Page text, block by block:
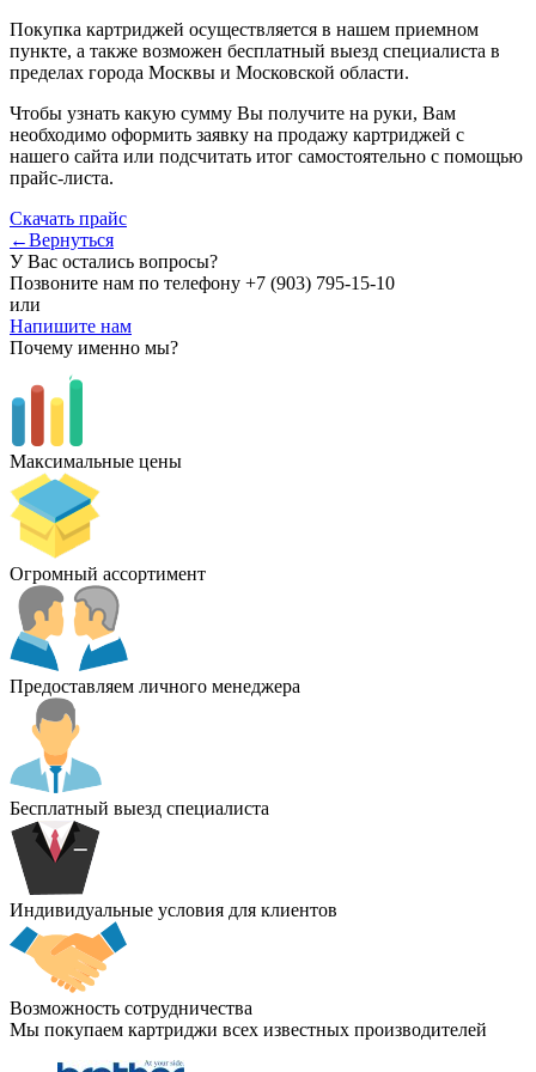
Покупка картриджей осуществляется в нашем приемном
пункте, а также возможен бесплатный выезд специалиста в
пределах города Москвы и Московской области.
Чтобы узнать какую сумму Вы получите на руки, Вам
необходимо оформить заявку на продажу картриджей с
нашего сайта или подсчитать итог самостоятельно с помощью
прайс-листа.
Скачать прайс
←Вернуться
У Вас остались вопросы?
Позвоните нам по телефону +7 (903) 795-15-10
или
Напишите нам
Почему именно мы?
Максимальные цены
Огромный ассортимент
Предоставляем личного менеджера
Бесплатный выезд специалиста
Индивидуальные условия для клиентов
Возможность сотрудничества
Мы покупаем картриджи всех известных производителей